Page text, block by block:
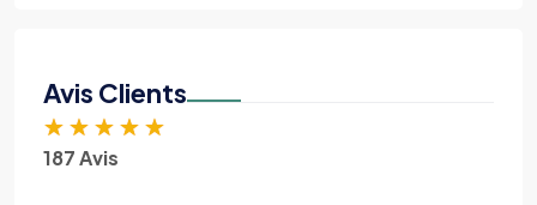
Avis Clients
★ ★ ★ ★ ★
187 Avis